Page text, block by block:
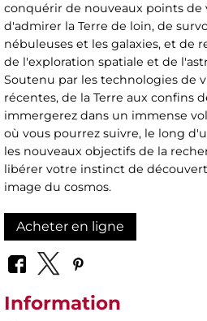
conquérir de nouveaux points
d'admirer la Terre de loin, de
nébuleuses et les galaxies, et de
de l'exploration spatiale et de
Soutenu par les technologies de
récentes, de la Terre aux confins
immergerez dans un immense
où vous pourrez suivre, le long
les nouveaux objectifs de la
libérer votre instinct de
image du cosmos.
Acheter en ligne
Information